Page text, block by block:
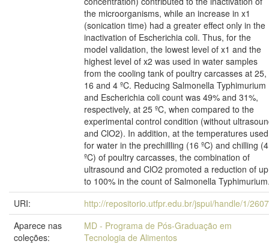
the microorganisms, while an increase in x1
(sonication time) had a greater effect only in the
inactivation of Escherichia coli. Thus, for the
model validation, the lowest level of x1 and the
highest level of x2 was used in water samples
from the cooling tank of poultry carcasses at 25,
16 and 4 ºC. Reducing Salmonella Typhimurium
and Escherichia coli count was 49% and 31%,
respectively, at 25 ºC, when compared to the
experimental control condition (without
and ClO2). In addition, at the temperatures used
for water in the prechillling (16 ºC) and chilling (4
ºC) of poultry carcasses, the combination of
ultrasound and ClO2 promoted a reduction of up
to 100% in the count of Salmonella
URI:
http://repositorio.utfpr.edu.br/jspui/handle/1/
Aparece nas
coleções:
MD - Programa de Pós-Graduação em
Tecnologia de Alimentos